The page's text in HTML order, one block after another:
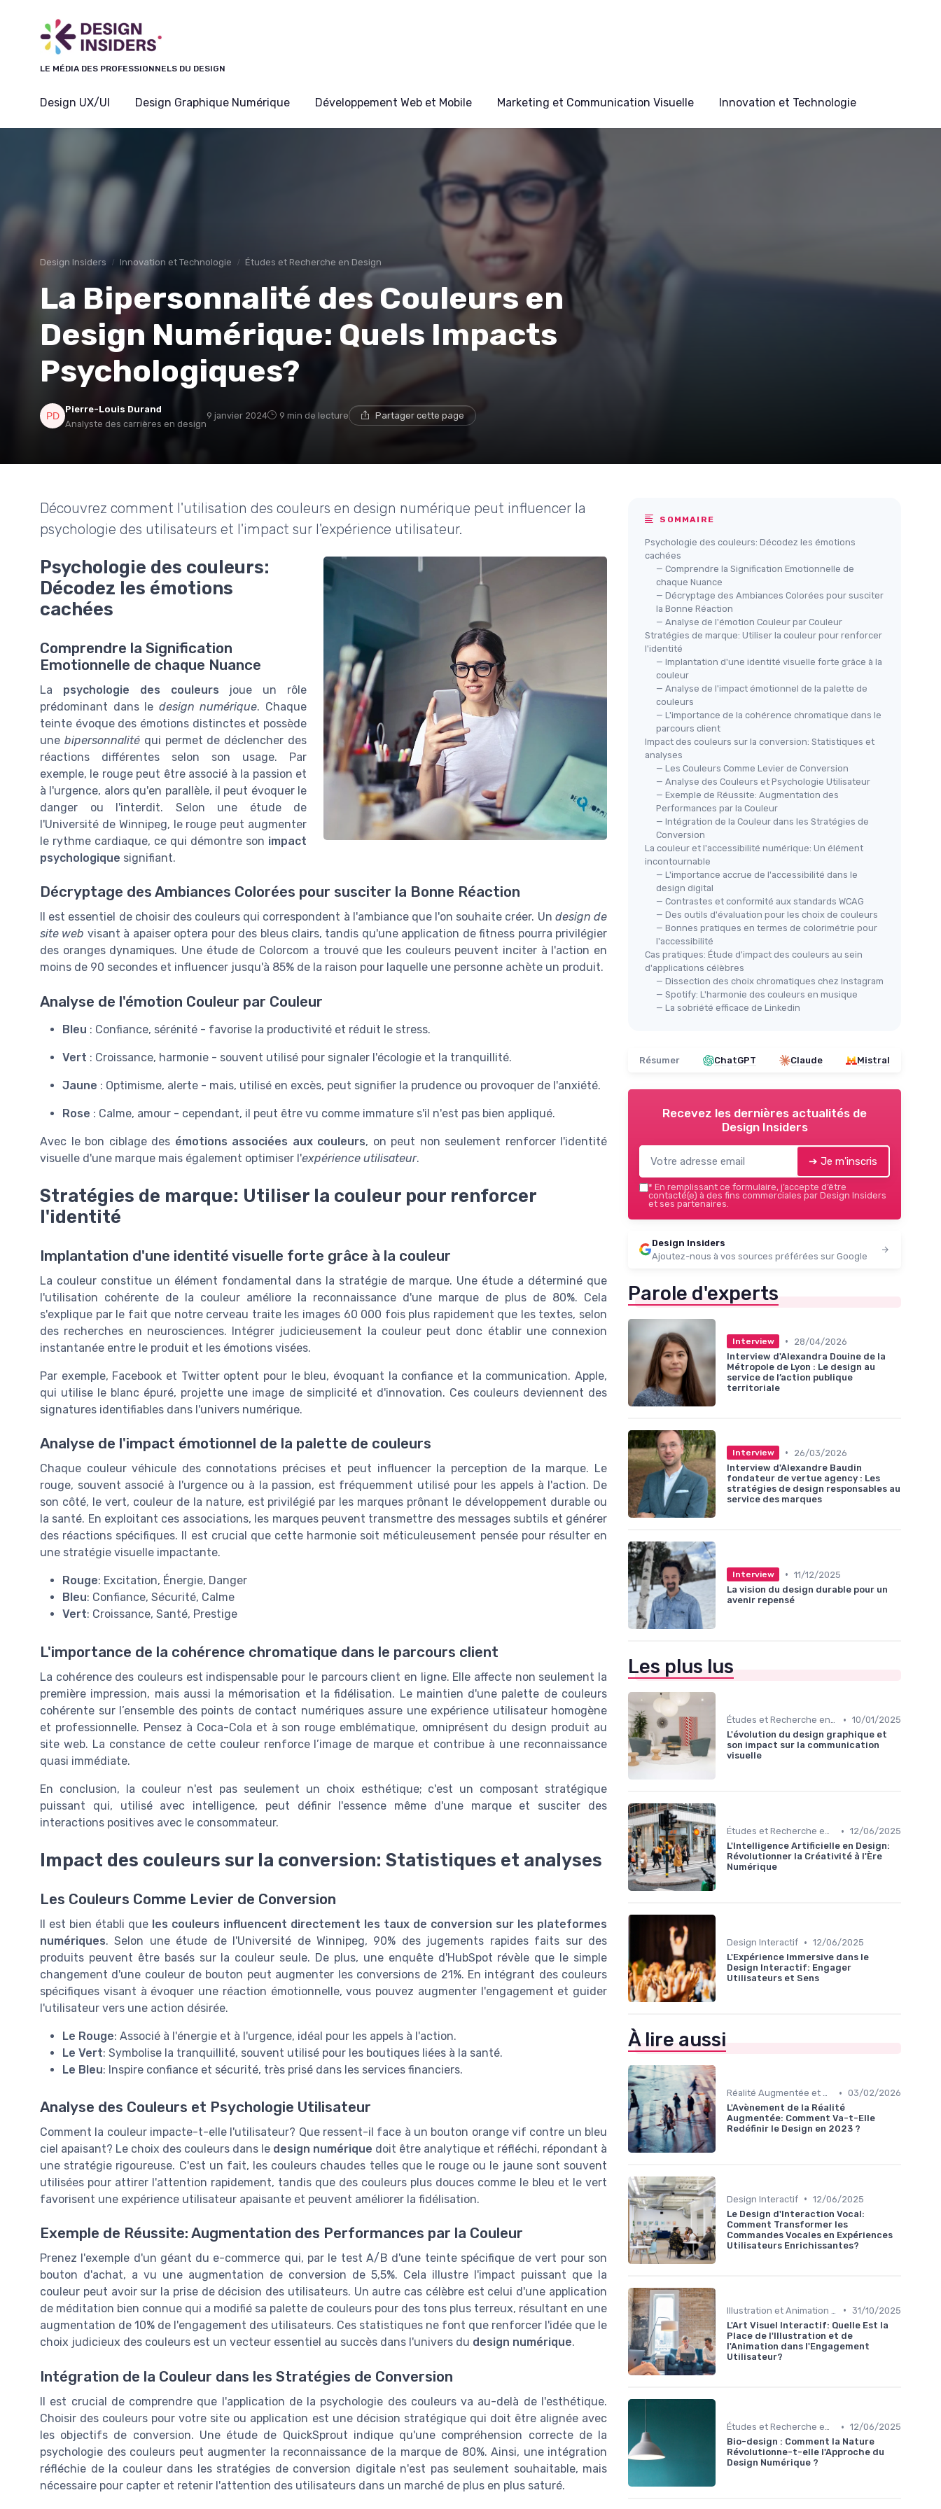
LE MÉDIA DES PROFESSIONNELS DU DESIGN
Design UX/UI Design Graphique Numérique Développement Web et Mobile Marketing et Communication Visuelle Innovation et Technologie
Design Insiders Innovation et Technologie Études et Recherche en Design
La Bipersonnalité des Couleurs en
Design Numérique: Quels Impacts
Psychologiques?
Pierre-Louis Durand
Analyste des carrières en design
9 janvier 2024 9 min de lecture Partager cette page
Découvrez comment l'utilisation des couleurs en design numérique peut influencer la
psychologie des utilisateurs et l'impact sur l'expérience utilisateur.
Psychologie des couleurs:
Décodez les émotions
cachées
Comprendre la Signification
Emotionnelle de chaque Nuance
La psychologie des couleurs joue un rôle
prédominant dans le design numérique. Chaque
teinte évoque des émotions distinctes et possède
une bipersonnalitéqui permet de déclencher des
réactions différentes selon son usage. Par
exemple, le rouge peut être associé à la passion et
à l'urgence, alors qu'en parallèle, il peut évoquer le
danger ou l'interdit. Selon une étude de
l'Université de Winnipeg, le rouge peut augmenter
le rythme cardiaque, ce qui démontre son impact
psychologique signifiant.
Décryptage des Ambiances Colorées pour susciter la Bonne Réaction
Il est essentiel de choisir des couleurs qui correspondent à l'ambiance que l'on souhaite créer. Un design de
site web visant à apaiser optera pour des bleus clairs, tandis qu'une application de fitness pourra privilégier
des oranges dynamiques. Une étude de Colorcom a trouvé que les couleurs peuvent inciter à l'action en
moins de 90 secondes et influencer jusqu'à 85% de la raison pour laquelle une personne achète un produit.
Analyse de l'émotion Couleur par Couleur
Bleu : Confiance, sérénité - favorise la productivité et réduit le stress.
Vert : Croissance, harmonie - souvent utilisé pour signaler l'écologie et la tranquillité.
Jaune : Optimisme, alerte - mais, utilisé en excès, peut signifier la prudence ou provoquer de l'anxiété.
Rose : Calme, amour - cependant, il peut être vu comme immature s'il n'est pas bien appliqué.
Avec le bon ciblage des émotions associées aux couleurs, on peut non seulement renforcer l'identité
visuelle d'une marque mais également optimiser l'expérience utilisateur.
Stratégies de marque: Utiliser la couleur pour renforcer
l'identité
Implantation d'une identité visuelle forte grâce à la couleur
La couleur constitue un élément fondamental dans la stratégie de marque. Une étude a déterminé que
l'utilisation cohérente de la couleur améliore la reconnaissance d'une marque de plus de 80%. Cela
s'explique par le fait que notre cerveau traite les images 60 000 fois plus rapidement que les textes, selon
des recherches en neurosciences. Intégrer judicieusement la couleur peut donc établir une connexion
instantanée entre le produit et les émotions visées.
Par exemple, Facebook et Twitter optent pour le bleu, évoquant la confiance et la communication. Apple,
qui utilise le blanc épuré, projette une image de simplicité et d'innovation. Ces couleurs deviennent des
signatures identifiables dans l'univers numérique.
Analyse de l'impact émotionnel de la palette de couleurs
Chaque couleur véhicule des connotations précises et peut influencer la perception de la marque. Le
rouge, souvent associé à l'urgence ou à la passion, est fréquemment utilisé pour les appels à l'action. De
son côté, le vert, couleur de la nature, est privilégié par les marques prônant le développement durable ou
la santé. En exploitant ces associations, les marques peuvent transmettre des messages subtils et générer
des réactions spécifiques. Il est crucial que cette harmonie soit méticuleusement pensée pour résulter en
une stratégie visuelle impactante.
Rouge: Excitation, Énergie, Danger
Bleu: Confiance, Sécurité, Calme
Vert: Croissance, Santé, Prestige
L'importance de la cohérence chromatique dans le parcours client
La cohérence des couleurs est indispensable pour le parcours client en ligne. Elle affecte non seulement la
première impression, mais aussi la mémorisation et la fidélisation. Le maintien d'une palette de couleurs
cohérente sur l’ensemble des points de contact numériques assure une expérience utilisateur homogène
et professionnelle. Pensez à Coca-Cola et à son rouge emblématique, omniprésent du design produit au
site web. La constance de cette couleur renforce l’image de marque et contribue à une reconnaissance
quasi immédiate.
En conclusion, la couleur n'est pas seulement un choix esthétique; c'est un composant stratégique
puissant qui, utilisé avec intelligence, peut définir l'essence même d'une marque et susciter des
interactions positives avec le consommateur.
Impact des couleurs sur la conversion: Statistiques et analyses
Les Couleurs Comme Levier de Conversion
Il est bien établi que les couleurs influencent directement les taux de conversion sur les plateformes
numériques. Selon une étude de l'Université de Winnipeg, 90% des jugements rapides faits sur des
produits peuvent être basés sur la couleur seule. De plus, une enquête d'HubSpot révèle que le simple
changement d'une couleur de bouton peut augmenter les conversions de 21%. En intégrant des couleurs
spécifiques visant à évoquer une réaction émotionnelle, vous pouvez augmenter l'engagement et guider
l'utilisateur vers une action désirée.
Le Rouge: Associé à l'énergie et à l'urgence, idéal pour les appels à l'action.
Le Vert: Symbolise la tranquillité, souvent utilisé pour les boutiques liées à la santé.
Le Bleu: Inspire confiance et sécurité, très prisé dans les services financiers.
Analyse des Couleurs et Psychologie Utilisateur
Comment la couleur impacte-t-elle l'utilisateur? Que ressent-il face à un bouton orange vif contre un bleu
ciel apaisant? Le choix des couleurs dans le design numérique doit être analytique et réfléchi, répondant à
une stratégie rigoureuse. C'est un fait, les couleurs chaudes telles que le rouge ou le jaune sont souvent
utilisées pour attirer l'attention rapidement, tandis que des couleurs plus douces comme le bleu et le vert
favorisent une expérience utilisateur apaisante et peuvent améliorer la fidélisation.
Exemple de Réussite: Augmentation des Performances par la Couleur
Prenez l'exemple d'un géant du e-commerce qui, par le test A/B d'une teinte spécifique de vert pour son
bouton d'achat, a vu une augmentation de conversion de 5,5%. Cela illustre l'impact puissant que la
couleur peut avoir sur la prise de décision des utilisateurs. Un autre cas célèbre est celui d'une application
de méditation bien connue qui a modifié sa palette de couleurs pour des tons plus terreux, résultant en une
augmentation de 10% de l'engagement des utilisateurs. Ces statistiques ne font que renforcer l'idée que le
choix judicieux des couleurs est un vecteur essentiel au succès dans l'univers du design numérique.
Intégration de la Couleur dans les Stratégies de Conversion
Il est crucial de comprendre que l'application de la psychologie des couleurs va au-delà de l'esthétique.
Choisir des couleurs pour votre site ou application est une décision stratégique qui doit être alignée avec
les objectifs de conversion. Une étude de QuickSprout indique qu'une compréhension correcte de la
psychologie des couleurs peut augmenter la reconnaissance de la marque de 80%. Ainsi, une intégration
réfléchie de la couleur dans les stratégies de conversion digitale n'est pas seulement souhaitable, mais
nécessaire pour capter et retenir l'attention des utilisateurs dans un marché de plus en plus saturé.
SOMMAIRE
Psychologie des couleurs: Décodez les émotions
cachées
— Comprendre la Signification Emotionnelle de
chaque Nuance
— Décryptage des Ambiances Colorées pour susciter
la Bonne Réaction
— Analyse de l'émotion Couleur par Couleur
Stratégies de marque: Utiliser la couleur pour renforcer
l'identité
— Implantation d'une identité visuelle forte grâce à la
couleur
— Analyse de l'impact émotionnel de la palette de
couleurs
— L'importance de la cohérence chromatique dans le
parcours client
Impact des couleurs sur la conversion: Statistiques et
analyses
— Les Couleurs Comme Levier de Conversion
— Analyse des Couleurs et Psychologie Utilisateur
— Exemple de Réussite: Augmentation des
Performances par la Couleur
— Intégration de la Couleur dans les Stratégies de
Conversion
La couleur et l'accessibilité numérique: Un élément
incontournable
— L'importance accrue de l'accessibilité dans le
design digital
— Contrastes et conformité aux standards WCAG
— Des outils d'évaluation pour les choix de couleurs
— Bonnes pratiques en termes de colorimétrie pour
l'accessibilité
Cas pratiques: Étude d'impact des couleurs au sein
d'applications célèbres
— Dissection des choix chromatiques chez Instagram
— Spotify: L'harmonie des couleurs en musique
— La sobriété efficace de Linkedin
Résumer ChatGPT Claude Mistral
Recevez les dernières actualités de
Design Insiders
➔ Je m'inscris
* En remplissant ce formulaire, j’accepte d’être
contacté(e) à des fins commerciales par Design Insiders
et ses partenaires.
Design Insiders
Ajoutez-nous à vos sources préférées sur Google
Parole d'experts
Interview •
28/04/2026
Interview d'Alexandra Douine de la
Métropole de Lyon : Le design au
service de l’action publique
territoriale
Interview •
26/03/2026
Interview d'Alexandre Baudin
fondateur de vertue agency : Les
stratégies de design responsables au
service des marques
Interview • 11/12/2025
La vision du design durable pour un
avenir repensé
Les plus lus
Études et Recherche en Design • 10/01/2025
L'évolution du design graphique et
son impact sur la communication
visuelle
Études et Recherche en Design • 12/06/2025
L'Intelligence Artificielle en Design:
Révolutionner la Créativité à l'Ère
Numérique
Design Interactif • 12/06/2025
L'Expérience Immersive dans le
Design Interactif: Engager
Utilisateurs et Sens
À lire aussi
Réalité Augmentée et Design Virtuel • 03/02/2026
L'Avènement de la Réalité
Augmentée: Comment Va-t-Elle
Redéfinir le Design en 2023 ?
Design Interactif • 12/06/2025
Le Design d'Interaction Vocal:
Comment Transformer les
Commandes Vocales en Expériences
Utilisateurs Enrichissantes?
• 31/10/2025
L'Art Visuel Interactif: Quelle Est la
Place de l'Illustration et de
l'Animation dans l'Engagement
Utilisateur?
Études et Recherche en Design • 12/06/2025
Bio-design : Comment la Nature
Révolutionne-t-elle l'Approche du
Design Numérique ?